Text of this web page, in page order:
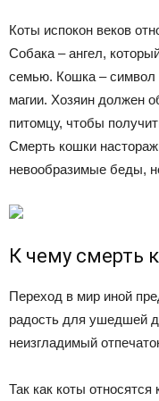
Коты испокон веков
Собака – ангел,
семью. Кошка – символ
магии. Хозяин должен
питомцу, чтобы
Смерть кошки
невообразимые беды,
К чему смерть
Переход в мир иной
радость для ушедшей
неизгладимый
Так как коты